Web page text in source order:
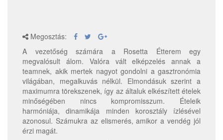
Megosztás:
A vezetőség számára a Rosetta Étterem egy
megvalósult álom. Valóra vált elképzelés annak a
teamnek, akik mertek nagyot gondolni a gasztronómia
világában, megalkuvás nélkül. Elmondásuk szerint a
maximumra törekszenek, így az általuk elkészített ételek
minőségében nincs kompromisszum. Ételeik
harmóniája, dinamikája minden korosztály ízlésével
azonosul. Számukra az elismerés, amikor a vendég jól
érzi magát.